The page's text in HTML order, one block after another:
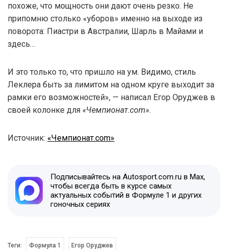
похоже, что мощность они дают очень резко. Не
припомню столько «уборов» именно на выходе из
поворота: Пиастри в Австралии, Шарль в Майами и
здесь…
И это только то, что пришло на ум. Видимо, стиль
Леклера быть за лимитом на одном круге выходит за
рамки его возможностей», — написал Егор Оруджев в
своей колонке для «Чемпионат.com».
Источник: «Чемпионат.com»
Подписывайтесь на Autosport.com.ru в Max,
чтобы всегда быть в курсе самых
актуальных событий в Формуле 1 и других
гоночных сериях
Теги: Формула 1 Егор Оруджев